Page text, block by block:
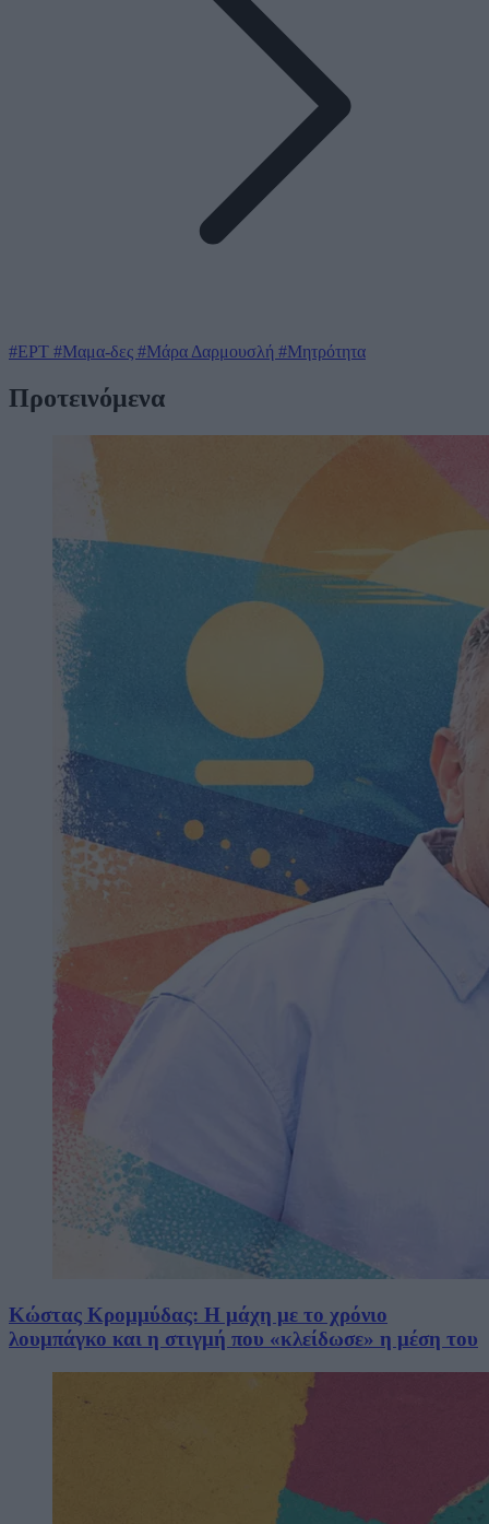
#ΕΡΤ #Μαμα-δες #Μάρα Δαρμουσλή #Μητρότητα
Προτεινόμενα
Κώστας Κρομμύδας: Η μάχη με το χρόνιο
λουμπάγκο και η στιγμή που «κλείδωσε» η μέση του